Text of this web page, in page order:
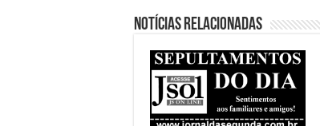
Notícias relacionadas